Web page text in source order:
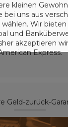
kleinen
bei uns aus
Wir
und
akzeptieren
Express.
Geld-zurück-